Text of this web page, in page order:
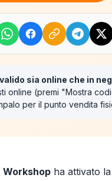
sia online che in
online (premi "Mostra
per il punto vendita
ha attivato